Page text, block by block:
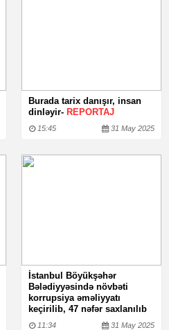
Burada tarix danışır, insan
dinləyir- REPORTAJ
15:45 31 May 2025
İstanbul Böyükşəhər
Bələdiyyəsində növbəti
korrupsiya əməliyyatı
keçirilib, 47 nəfər saxlanılıb
11:34 31 May 2025